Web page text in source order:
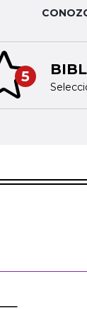
5
slide